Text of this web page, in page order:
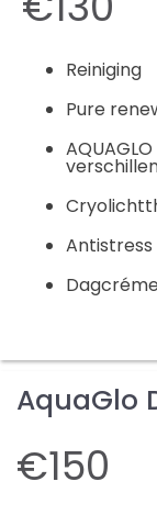
Reiniging
Pure
AquaGlo
€150